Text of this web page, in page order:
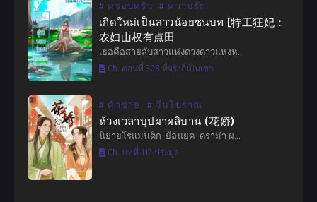
# ครอบครัว # ความรัก
เกิดใหม่เป็นสาวน้อยชนบท [特工狂妃：
农妇山权有点田
เธอคือสายลับสาวแห่งดวงดาวแห่งห…
Ch. ตอนที่ 308 ที่จริงก็เป็นเขา
# ค้าขาย # จีนโบราณ
ห้วงเวลาบุปผาผลิบาน (花娇)
นิยายโรแมนติก-ย้อนยุค-ดราม่า ผ…
Ch. บทที่ 112 ประมูล